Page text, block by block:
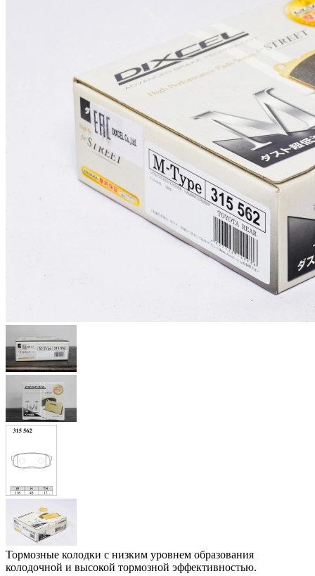
Тормозные колодки с низким уровнем образования
колодочной и высокой тормозной эффективностью.